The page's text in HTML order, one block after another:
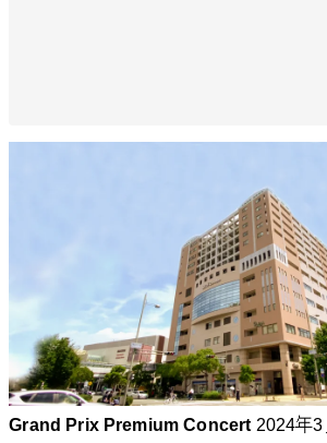
Grand Prix Premium Concert2024年